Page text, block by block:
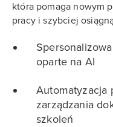
która pomaga nowym
pracy i szybciej
oparte na AI
Automatyzacja
zarządzania
szkoleń